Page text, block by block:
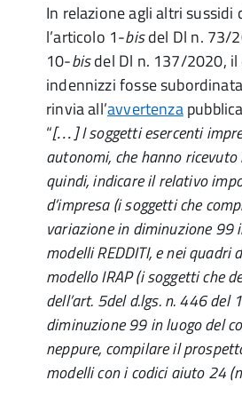
In relazione agli altri sussidi
l’articolo 1-bisdel Dl n. 73/
10-bisdel Dl n. 137/2020, il
indennizzi fosse
rinvia all’avvertenza
“[…] I soggetti esercenti
autonomi, che hanno
quindi, indicare il relativo
d’impresa (i soggetti che
variazione in diminuzione 99
modelli REDDITI, e nei
modello IRAP (i soggetti che
dell’art. 5del d.lgs. n. 446
diminuzione 99 in luogo del
neppure, compilare il
modelli con i codici aiuto 24